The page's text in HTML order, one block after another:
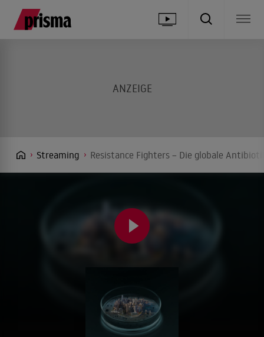
Streaming Resistance Fighters – Die globale